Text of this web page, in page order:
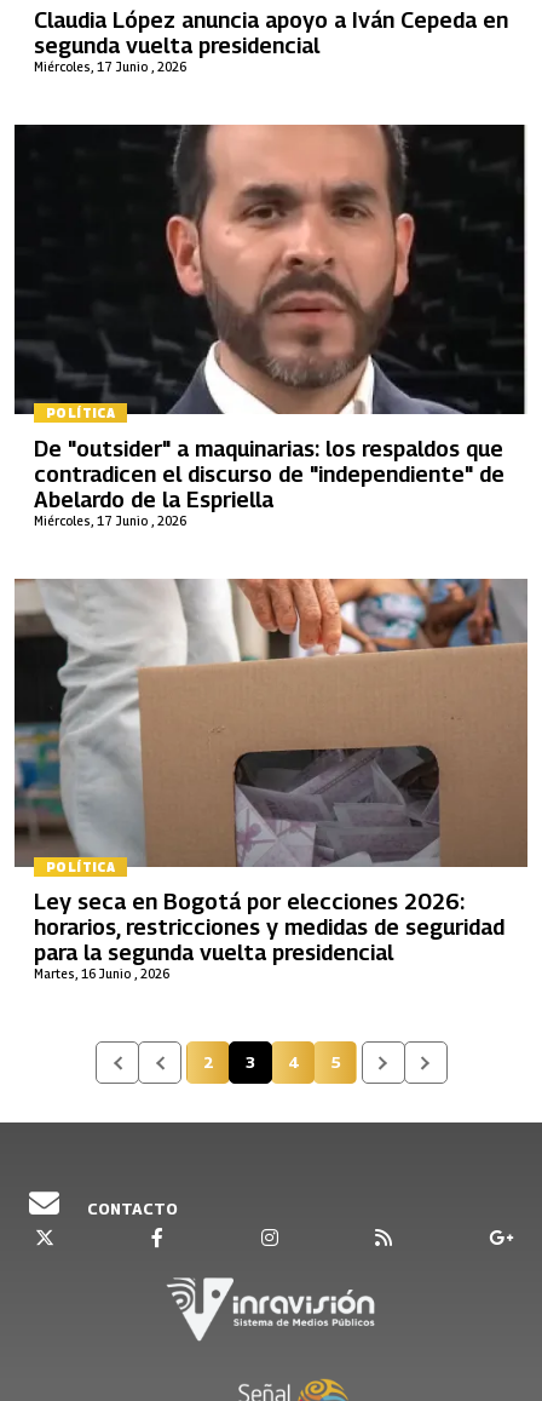
Miércoles, 17 Junio , 2026
Claudia López anuncia apoyo a Iván Cepeda en
segunda vuelta presidencial
POLÍTICA
Miércoles, 17 Junio , 2026
De "outsider" a maquinarias: los respaldos que
contradicen el discurso de "independiente" de
Abelardo de la Espriella
POLÍTICA
Martes, 16 Junio , 2026
Ley seca en Bogotá por elecciones 2026:
horarios, restricciones y medidas de seguridad
para la segunda vuelta presidencial
Página
2 Página actual
3 Página
4 Página
5
CONTACTO